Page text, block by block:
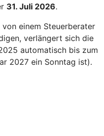
31. Juli 2026.
von einem Steuerberater
verlängert sich die
automatisch bis zum
2027 ein Sonntag ist).